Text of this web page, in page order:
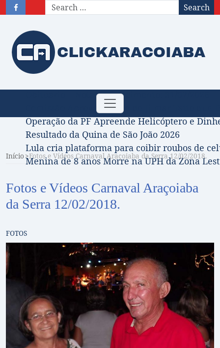
Search
Toggle
navigation
Obituário – Nota de falecimento: 31/07/2026
Comissão Aprova Projeto de Jilmar Tatto
Operação da PF Apreende Helicóptero e
Resultado da Quina de São João 2026
Lula cria plataforma para coibir roubos de
Menina de 8 anos Morre na UPH da Zona
Início Fotos e Vídeos Carnaval Araçoiaba da Serra 12/02/2018.
Fotos e Vídeos Carnaval Araçoiaba
da Serra 12/02/2018.
FOTOS